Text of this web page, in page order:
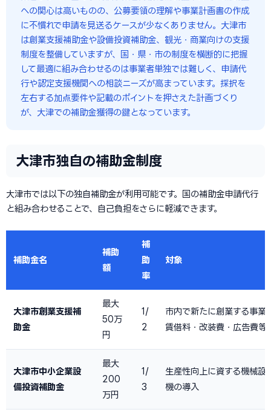
への関心は高いものの、公募要領の理解や事業計画書の作成
に不慣れで申請を見送るケースが少なくありません。大津市
は創業支援補助金や設備投資補助金、観光・商業向けの支援
制度を整備していますが、国・県・市の制度を横断的に把握
して最適に組み合わせるのは事業者単独では難しく、申請代
行や認定支援機関への相談ニーズが高まっています。採択を
左右する加点要件や記載のポイントを押さえた計画づくり
が、大津での補助金獲得の鍵となっています。
大津市独自の補助金制度
大津市では以下の独自補助金が利用可能です。国の補助金申請代行
と組み合わせることで、自己負担をさらに軽減できます。
補助金名
補助
額
補
助
率
対象
大津市創業支援補
助金
最大
50万
円
1/
2
市内で新たに創業する事業
賃借料・改装費・広告費等
大津市中小企業設
備投資補助金
最大
200
万円
1/
3
生産性向上に資する機械設
機の導入